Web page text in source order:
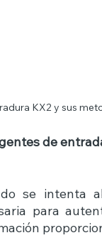
KX2 y sus
de
se intenta
para